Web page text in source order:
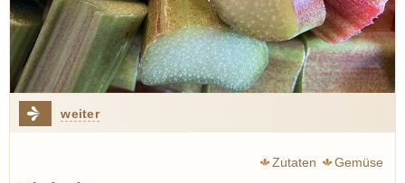
weiter
Zutaten Gemüse